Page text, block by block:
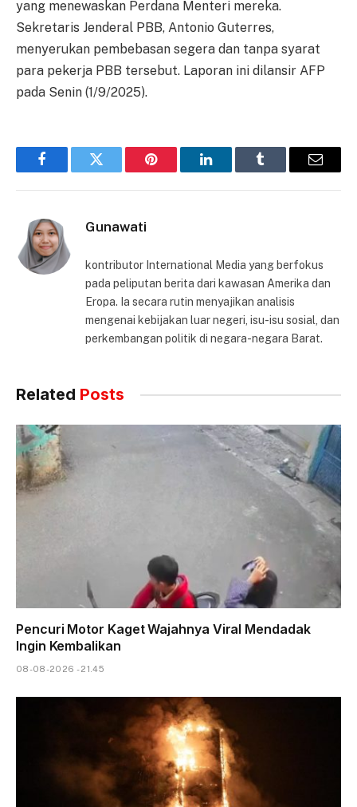
yang menewaskan Perdana Menteri mereka.
Sekretaris Jenderal PBB, Antonio Guterres,
menyerukan pembebasan segera dan tanpa syarat
para pekerja PBB tersebut. Laporan ini dilansir AFP
pada Senin (1/9/2025).
FacebookTwitter Pinterest LinkedInTumblr Email
Gunawati
kontributor International Media yang berfokus
pada peliputan berita dari kawasan Amerika dan
Eropa. Ia secara rutin menyajikan analisis
mengenai kebijakan luar negeri, isu-isu sosial, dan
perkembangan politik di negara-negara Barat.
Related Posts
Pencuri Motor Kaget Wajahnya Viral Mendadak
Ingin Kembalikan
08-08-2026 - 21.45